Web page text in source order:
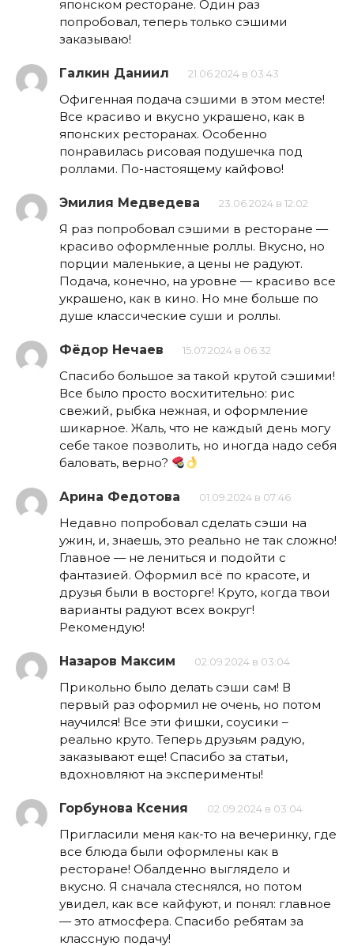
японском ресторане. Один раз
попробовал, теперь только сэшими
заказываю!
Галкин Даниил 21.06.2024 в 03:43
Офигенная подача сэшими в этом месте!
Все красиво и вкусно украшено, как в
японских ресторанах. Особенно
понравилась рисовая подушечка под
роллами. По-настоящему кайфово!
Эмилия Медведева 23.06.2024 в 12:02
Я раз попробовал сэшими в ресторане —
красиво оформленные роллы. Вкусно, но
порции маленькие, а цены не радуют.
Подача, конечно, на уровне — красиво все
украшено, как в кино. Но мне больше по
душе классические суши и роллы.
Фёдор Нечаев 15.07.2024 в 06:32
Спасибо большое за такой крутой сэшими!
Все было просто восхитительно: рис
свежий, рыбка нежная, и оформление
шикарное. Жаль, что не каждый день могу
себе такое позволить, но иногда надо себя
баловать, верно?
Арина Федотова 01.09.2024 в 07:46
Недавно попробовал сделать сэши на
ужин, и, знаешь, это реально не так сложно!
Главное — не лениться и подойти с
фантазией. Оформил всё по красоте, и
друзья были в восторге! Круто, когда твои
варианты радуют всех вокруг!
Рекомендую!
Назаров Максим 02.09.2024 в 03:04
Прикольно было делать сэши сам! В
первый раз оформил не очень, но потом
научился! Все эти фишки, соусики –
реально круто. Теперь друзьям радую,
заказывают еще! Спасибо за статьи,
вдохновляют на эксперименты!
Горбунова Ксения 02.09.2024 в 03:04
Пригласили меня как-то на вечеринку, где
все блюда были оформлены как в
ресторане! Обалденно выглядело и
вкусно. Я сначала стеснялся, но потом
увидел, как все кайфуют, и понял: главное
— это атмосфера. Спасибо ребятам за
классную подачу!